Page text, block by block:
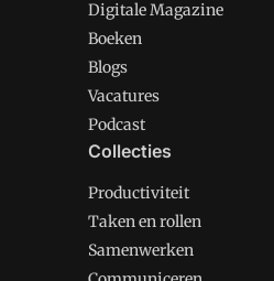
Digitale Magazine
Boeken
Blogs
Vacatures
Podcast
Collecties
Productiviteit
Taken en rollen
Samenwerken